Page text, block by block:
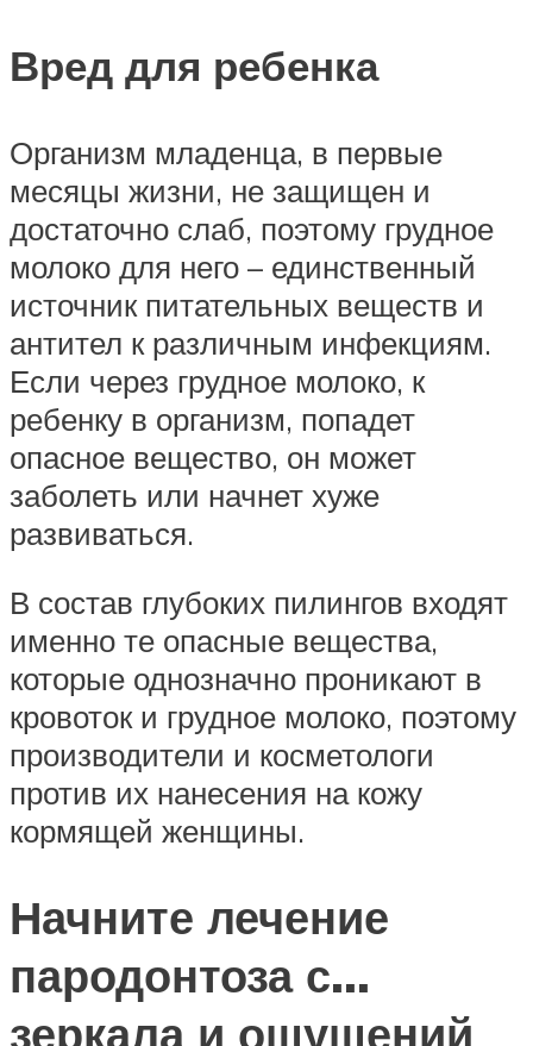
Вред для ребенка
Организм младенца, в первые
месяцы жизни, не защищен и
достаточно слаб, поэтому грудное
молоко для него – единственный
источник питательных веществ и
антител к различным инфекциям.
Если через грудное молоко, к
ребенку в организм, попадет
опасное вещество, он может
заболеть или начнет хуже
развиваться.
В состав глубоких пилингов входят
именно те опасные вещества,
которые однозначно проникают в
кровоток и грудное молоко, поэтому
производители и косметологи
против их нанесения на кожу
кормящей женщины.
Начните лечение
пародонтоза с…
зеркала и ощущений